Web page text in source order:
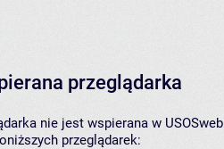
przeglądarka
nie jest wspierana w
przeglądarek: